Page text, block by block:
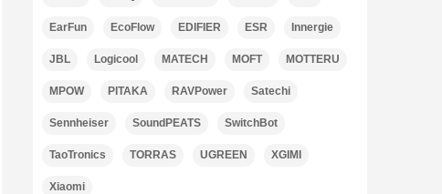
EarFun EcoFlow EDIFIER ESR Innergie
JBL Logicool MATECH MOFT MOTTERU
MPOW PITAKA RAVPower Satechi
Sennheiser SoundPEATS SwitchBot
TaoTronics TORRAS UGREEN XGIMI
Xiaomi